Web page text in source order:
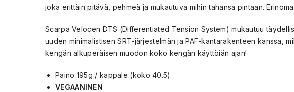
joka erittäin pitävä, pehmeä ja mukautuva mihin tahansa pintaan.
Scarpa Velocen DTS (Differentiated Tension System) mukautuu
uuden minimalistisen SRT-järjestelmän ja PAF-kantarakenteen kanssa,
kengän alkuperäisen muodon koko kengän käyttöiän ajan!
Paino 195g / kappale (koko 40.5)
VEGAANINEN